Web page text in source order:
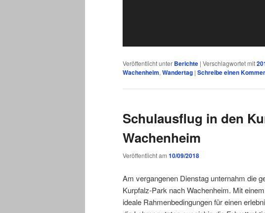
Veröffentlicht unter Berichte | Verschlagwortet mit
Wachenheim, Wandertag | Schreibe einen
Schulausflug in den
Wachenheim
Veröffentlicht am 10/09/2018
Am vergangenen Dienstag unternahm die
Kurpfalz-Park nach Wachenheim. Mit
ideale Rahmenbedingungen für einen